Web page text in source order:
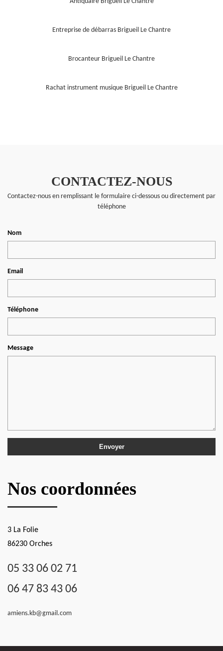
Entreprise de débarras Brigueil Le Chantre
Brocanteur Brigueil Le Chantre
Rachat instrument musique Brigueil Le Chantre
CONTACTEZ-NOUS
Contactez-nous en remplissant le formulaire ci-dessous ou directement par
téléphone
Nom
Email
Téléphone
Message
Nos coordonnées
3 La Folie
86230 Orches
05 33 06 02 71
06 47 83 43 06
amiens.kb@gmail.com